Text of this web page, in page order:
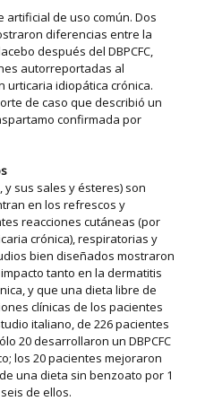
artificial de uso común. Dos
diferencias entre la
después del DBPCFC,
autorreportadas al
urticaria idiopática crónica.
de caso que describió un
confirmada por
sus sales y ésteres) son
en los refrescos y
reacciones cutáneas (por
crónica), respiratorias y
bien diseñados mostraron
tanto en la dermatitis
y que una dieta libre de
clínicas de los pacientes
italiano, de 226 pacientes
20 desarrollaron un DBPCFC
los 20 pacientes mejoraron
una dieta sin benzoato por 1
de ellos.